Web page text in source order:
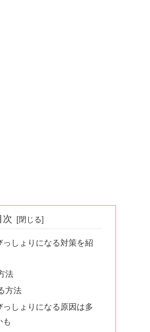
次
っしょりになる対策を紹
法
方法
っしょりになる原因は多
も